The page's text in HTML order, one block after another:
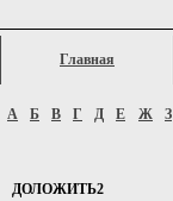
Главная
А Б В Г Д Е Ж З
ДОЛОЖИТЬ2